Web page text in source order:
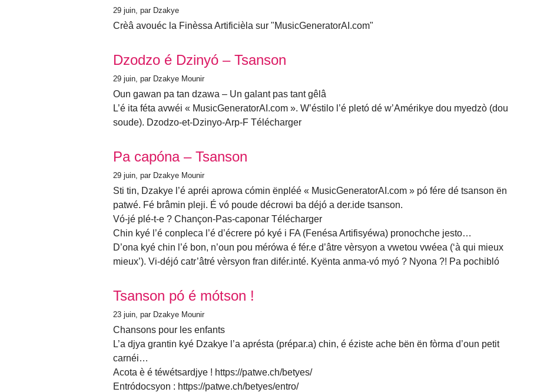
29 juin , par Dzakye
Crèâ avouéc la Finèssa Artificièla sur "MusicGeneratorAI.com"
Dzodzo é Dzinyó – Tsanson
29 juin , par Dzakye Mounir
Oun gawan pa tan dzawa – Un galant pas tant gêlâ
L’é ita féta avwéi « MusicGeneratorAI.com ». W’éstilo l’é pletó dé w’Amérikye dou myedzò (dou
soude). Dzodzo-et-Dzinyo-Arp-F Télécharger
Pa capóna – Tsanson
29 juin , par Dzakye Mounir
Sti tin, Dzakye l’é apréi aprowa cómin ënpléé « MusicGeneratorAI.com » pó fére dé tsanson ën
patwé. Fé brâmin pleji. É vó poude décrowi ba déjó a der.ide tsanson.
Vó-jé plé-t-e ? Chançon-Pas-caponar Télécharger
Chin kyé l’é conpleca l’é d’écrere pó kyé i FA (Fenésa Artifisyéwa) pronochche jesto…
D’ona kyé chin l’é bon, n’oun pou mérówa é fér.e d’âtre vèrsyon a vwetou vwéea (‘à qui mieux
mieux’). Vi-déjó catr’âtré vèrsyon fran difér.inté. Kyënta anma-vó myó ? Nyona ?! Pa pochibló
Tsanson pó é mótson !
23 juin , par Dzakye Mounir
Chansons pour les enfants
L’a djya grantin kyé Dzakye l’a aprésta (prépar.a) chin, é éziste ache bën ën fòrma d’oun petit
carnéi…
Acota è é téwétsardjye ! https://patwe.ch/betyes/
Entródocsyon : https://patwe.ch/betyes/entro/